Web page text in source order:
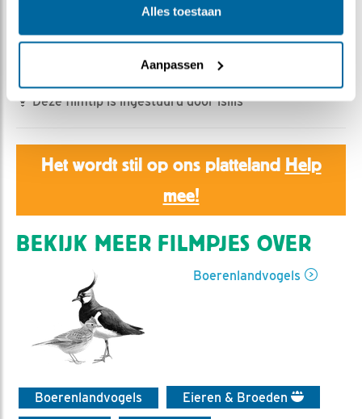
Alles toestaan
Aanpassen
Bewaar dit filmpje|
Andermaal een niet gewenste bezoeker!
Deze filmtip is ingestuurd door isiiis
Het wordt stil op ons platteland Help
mee!
BEKIJK MEER FILMPJES OVER
Boerenlandvogels
Boerenlandvogels
Eieren & Broeden